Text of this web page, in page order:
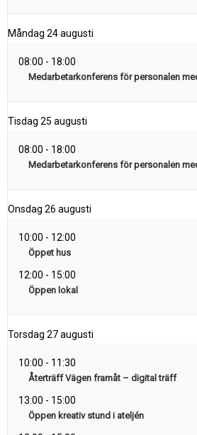
Måndag 24 augusti
08:00 - 18:00
Medarbetarkonferens för personalen
Tisdag 25 augusti
08:00 - 18:00
Medarbetarkonferens för personalen
Onsdag 26 augusti
10:00 - 12:00
Öppet hus
12:00 - 15:00
Öppen lokal
Torsdag 27 augusti
10:00 - 11:30
Återträff Vägen framåt – digital träff
13:00 - 15:00
Öppen kreativ stund i ateljén